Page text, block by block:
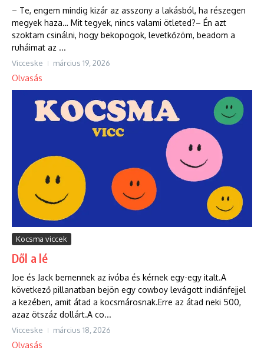
– Te, engem mindig kizár az asszony a lakásból, ha részegen
megyek haza… Mit tegyek, nincs valami ötleted?– Én azt
szoktam csinálni, hogy bekopogok, levetkőzöm, beadom a
ruháimat az ...
Vicceske március 19, 2026
Olvasás
Kocsma viccek
Dől a lé
Joe és Jack bemennek az ivóba és kérnek egy-egy italt.A
következő pillanatban bejön egy cowboy levágott indiánfejjel
a kezében, amit átad a kocsmárosnak.Erre az átad neki 500,
azaz ötszáz dollárt.A co...
Vicceske március 18, 2026
Olvasás